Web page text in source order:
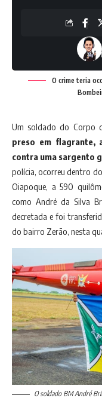
O crime teria
Um soldado do Corpo
preso em flagrante,
contra uma sargento
polícia, ocorreu dentro
Oiapoque, a 590
como André da Silva
decretada e foi
do bairro Zerão, nesta
O soldado BM André